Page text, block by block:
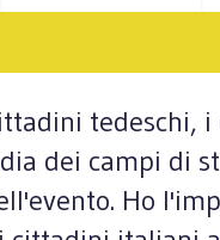
tedeschi,
dei campi di
Ho